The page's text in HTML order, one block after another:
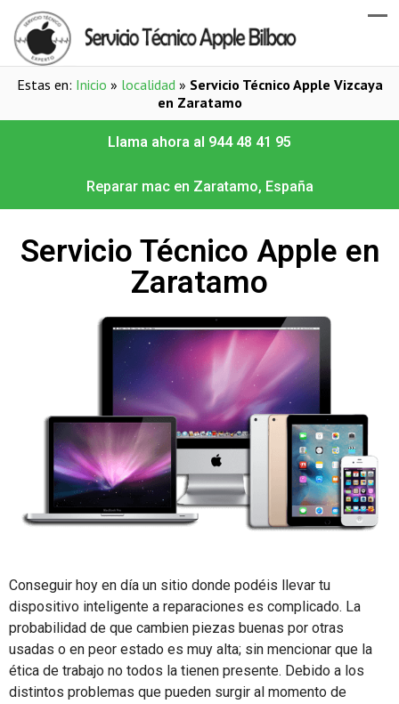
Estas en: Inicio » localidad» Servicio Técnico Apple Vizcaya
en Zaratamo
Llama ahora al 944 48 41 95
Reparar mac en Zaratamo, España
Servicio Técnico Apple en
Zaratamo
Conseguir hoy en día un sitio donde podéis llevar tu
dispositivo inteligente a reparaciones es complicado. La
probabilidad de que cambien piezas buenas por otras
usadas o en peor estado es muy alta; sin mencionar que la
ética de trabajo no todos la tienen presente. Debido a los
distintos problemas que pueden surgir al momento de